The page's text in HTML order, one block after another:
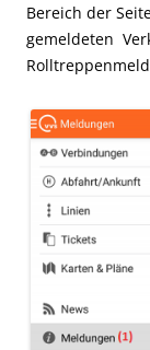
Bereich der
gemeldeten